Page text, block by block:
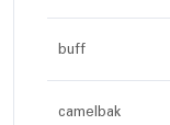
buff
camelbak